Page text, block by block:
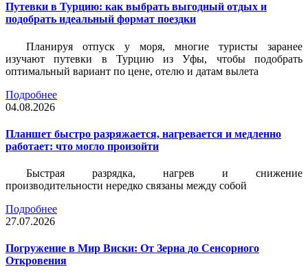
Путевки в Турцию: как выбрать выгодный отдых и
подобрать идеальный формат поездки
Планируя отпуск у моря, многие туристы заранее
изучают путевки в Турцию из Уфы, чтобы подобрать
оптимальный вариант по цене, отелю и датам вылета
Подробнее
04.08.2026
Планшет быстро разряжается, нагревается и медленно
работает: что могло произойти
Быстрая разрядка, нагрев и снижение
производительности нередко связаны между собой
Подробнее
27.07.2026
Погружение в Мир Виски: От Зерна до Сенсорного
Откровения